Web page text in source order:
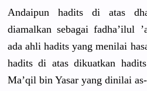
Andaipun hadits di atas
diamalkan sebagai fadha’ilul
ada ahli hadits yang menilai
hadits di atas dikuatkan
Ma’qil bin Yasar yang dinilai